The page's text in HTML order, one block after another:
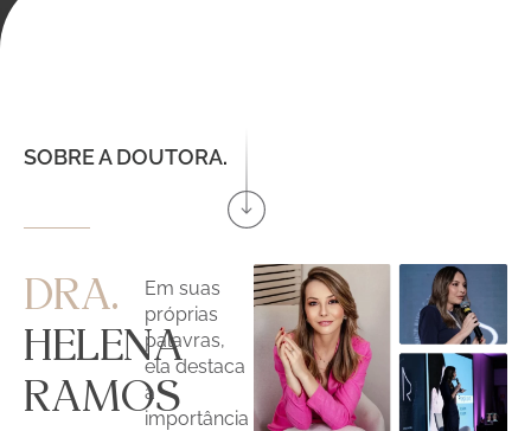
SOBRE A DOUTORA.
DRA.
HELENA
RAMOS
Em suas
próprias
palavras,
ela destaca
a
importância